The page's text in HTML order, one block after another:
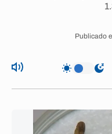
Publicado